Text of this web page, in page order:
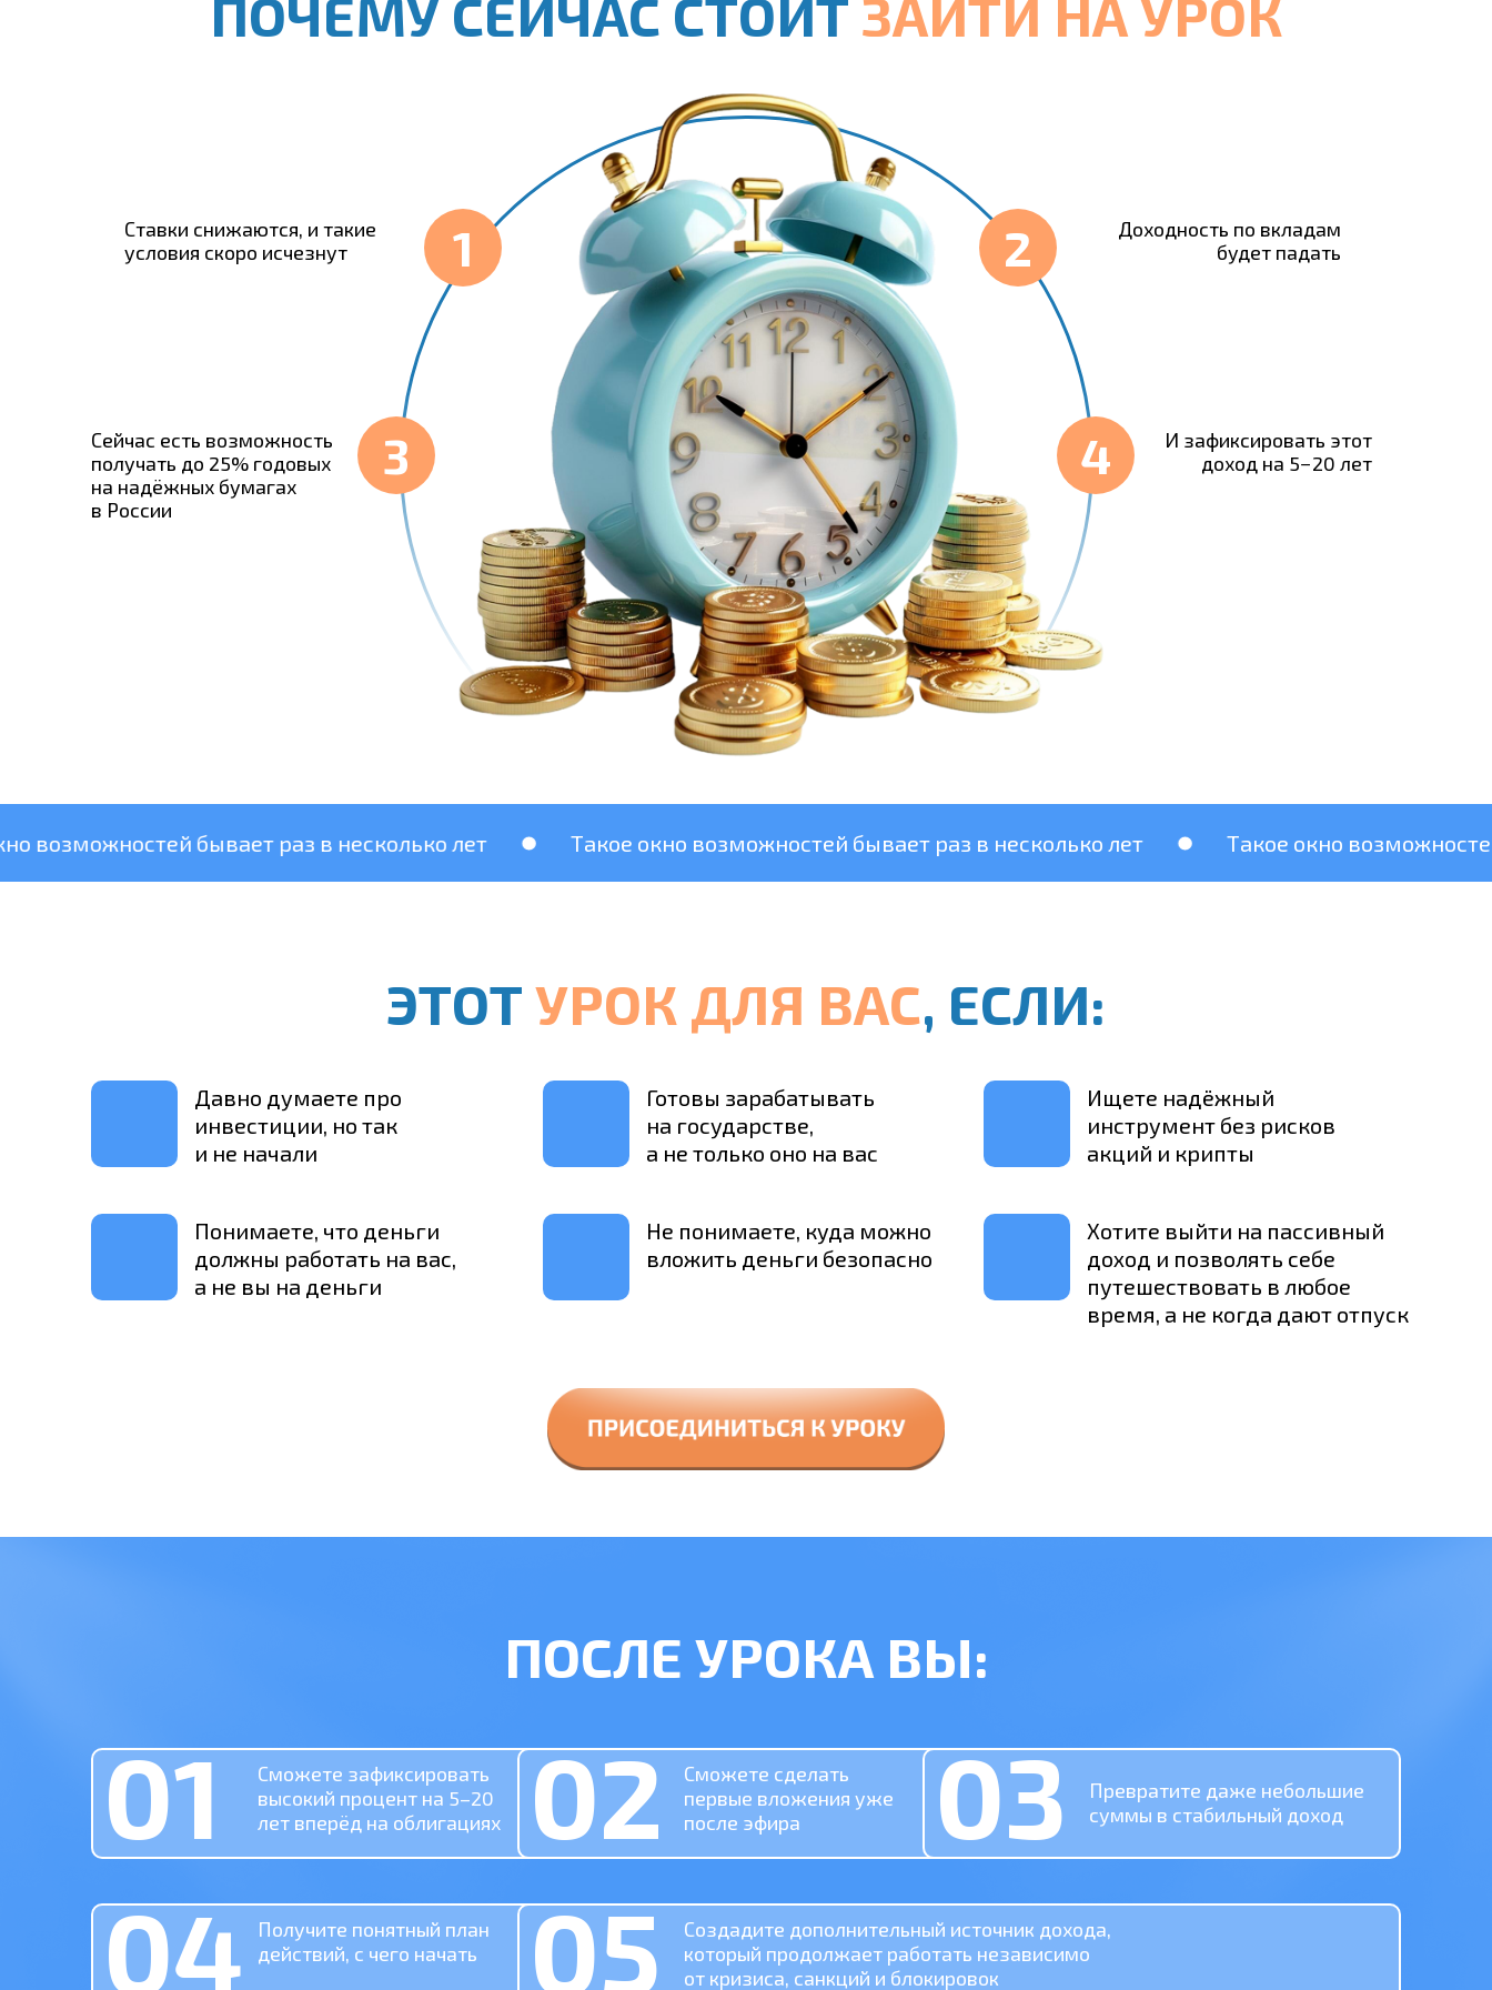
ПОЧЕМУ СЕЙЧАС СТОИТ ЗАЙТИ НА УРОК
3
1
4
2
Доходность по вкладам
будет падать
Ставки снижаются, и такие
условия скоро исчезнут
И зафиксировать этот
доход на 5−20 лет
Сейчас есть возможность
получать до 25% годовых
на надёжных бумагах
в России
бывает раз в несколько лет Такое окно возможностей бывает раз в несколько лет Такое окно возможностей
Понимаете, что деньги
должны работать на вас,
а не вы на деньги
Не понимаете, куда можно
вложить деньги безопасно
Хотите выйти на пассивный
доход и позволять себе
путешествовать в любое
время, а не когда дают отпуск
Давно думаете про
инвестиции, но так
и не начали
Готовы зарабатывать
на государстве,
а не только оно на вас
Ищете надёжный
инструмент без рисков
акций и крипты
ЭТОТ УРОК ДЛЯ ВАС, ЕСЛИ:
ПОСЛЕ УРОКА ВЫ:
Сможете зафиксировать
высокий процент на 5–20
лет вперёд на облигациях
01
Сможете сделать
первые вложения уже
после эфира
02
Превратите даже небольшие
суммы в стабильный доход
03
Получите понятный план
действий, с чего начать
04
Создадите дополнительный источник дохода,
который продолжает работать независимо
от кризиса, санкций и блокировок
05